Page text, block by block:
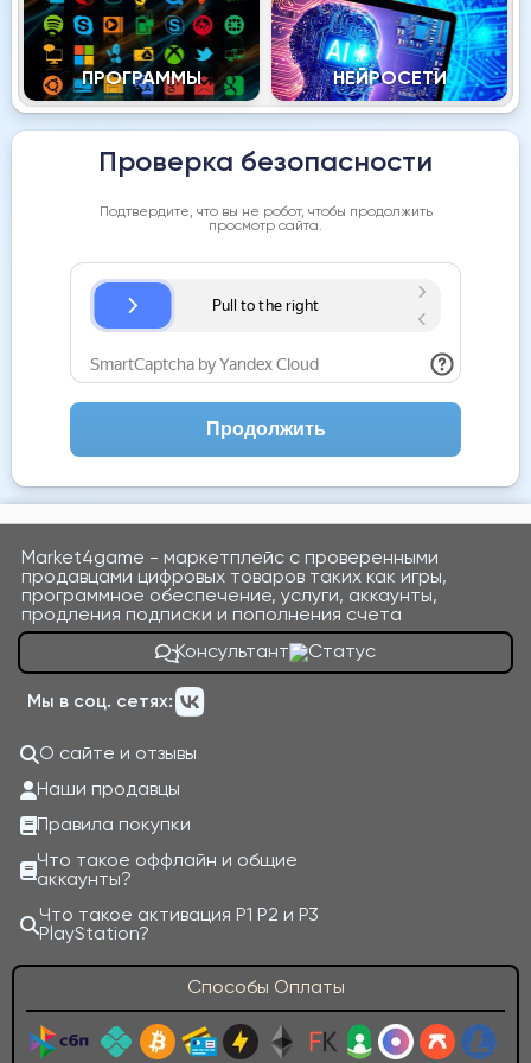
ПРОГРАММЫ НЕЙРОСЕТИ
Проверка безопасности
Подтвердите, что вы не робот, чтобы продолжить
просмотр сайта.
Продолжить
Market4game - маркетплейс с проверенными
продавцами цифровых товаров таких как игры,
программное обеспечение, услуги, аккаунты,
продления подписки и пополнения счета
Консультант
Мы в соц. сетях:
О сайте и отзывы
Наши продавцы
Правила покупки
Что такое оффлайн и общие
аккаунты?
Что такое активация P1 P2 и P3
PlayStation?
Способы Оплаты